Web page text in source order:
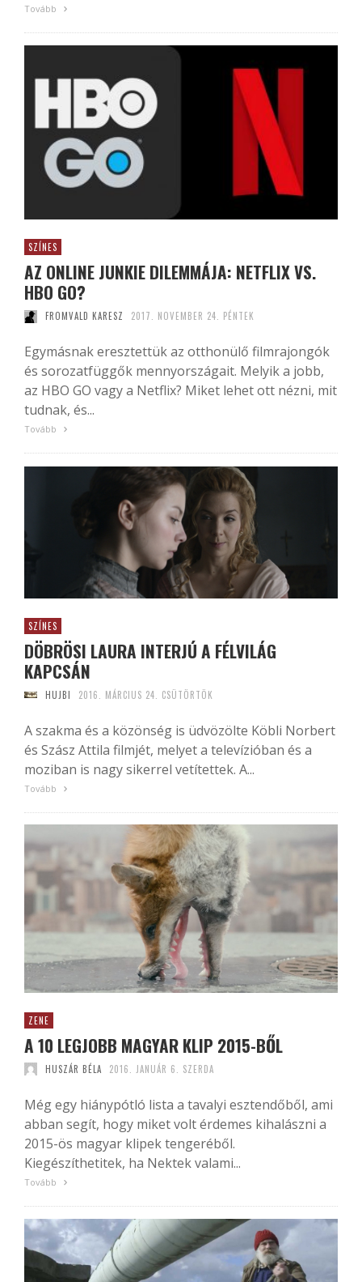
Tovább
SZÍNES
AZ ONLINE JUNKIE DILEMMÁJA: NETFLIX VS.
HBO GO?
FROMVALD KARESZ 2017. NOVEMBER 24. PÉNTEK
Egymásnak eresztettük az otthonülő filmrajongók
és sorozatfüggők mennyországait. Melyik a jobb,
az HBO GO vagy a Netflix? Miket lehet ott nézni, mit
tudnak, és...
Tovább
SZÍNES
DÖBRÖSI LAURA INTERJÚ A FÉLVILÁG
KAPCSÁN
HUJBI 2016. MÁRCIUS 24. CSÜTÖRTÖK
A szakma és a közönség is üdvözölte Köbli Norbert
és Szász Attila filmjét, melyet a televízióban és a
moziban is nagy sikerrel vetítettek. A...
Tovább
ZENE
A 10 LEGJOBB MAGYAR KLIP 2015-BŐL
HUSZÁR BÉLA 2016. JANUÁR 6. SZERDA
Még egy hiánypótló lista a tavalyi esztendőből, ami
abban segít, hogy miket volt érdemes kihalászni a
2015-ös magyar klipek tengeréből.
Kiegészíthetitek, ha Nektek valami...
Tovább